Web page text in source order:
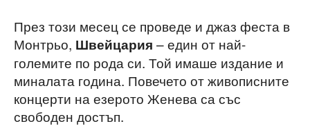
През този месец се проведе и джаз феста в
Монтрьо, Швейцария – един от най-
големите по рода си. Той имаше издание и
миналата година. Повечето от живописните
концерти на езерото Женева са със
свободен достъп.